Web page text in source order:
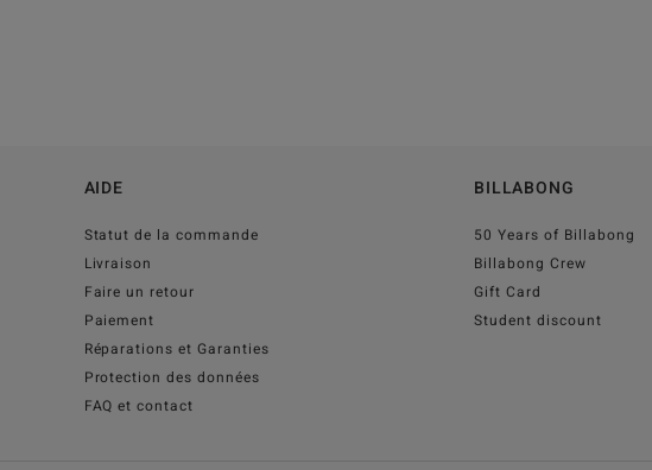
AIDE
Statut de la commande
Livraison
Faire un retour
Paiement
Réparations et Garanties
Protection des données
FAQ et contact
BILLABONG
50 Years of Billabong
Billabong Crew
Gift Card
Student discount